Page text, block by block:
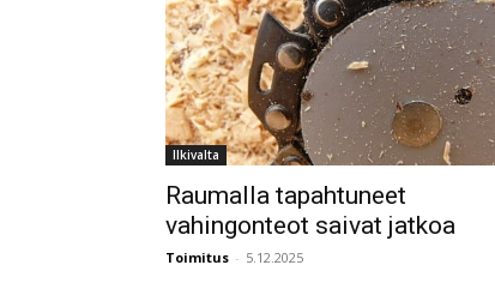
Ilkivalta
Raumalla tapahtuneet
vahingonteot saivat jatkoa
Toimitus - 5.12.2025